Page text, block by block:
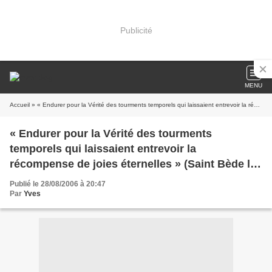
Publicité
MENU
Accueil » « Endurer pour la Vérité des tourments temporels qui laissaient entrevoir la récompense de joies éternelles » (Saint Bède le Vénérable)
« Endurer pour la Vérité des tourments
temporels qui laissaient entrevoir la
récompense de joies éternelles » (Saint Bède le
Vénérable)
Publié le 28/08/2006 à 20:47
Par Yves